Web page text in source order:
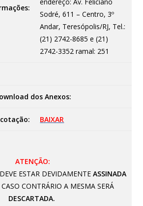
Sodré, 611 – Centro, 3º
Andar, Teresópolis/RJ, Tel.:
(21) 2742-8685 e (21)
2742-3352 ramal: 251
dos Anexos:
BAIXAR
ATENÇÃO:
ESTAR DEVIDAMENTEASSINADA
CONTRÁRIO A MESMA SERÁ
DESCARTADA.